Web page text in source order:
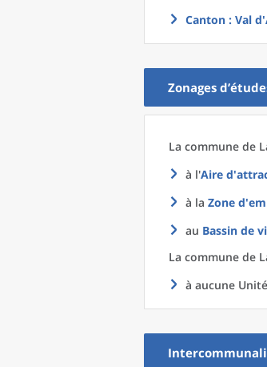
Canton : Val
Zonages
La commune de
à l'Aire
à la Zone
au Bassin de
La commune de
à aucune